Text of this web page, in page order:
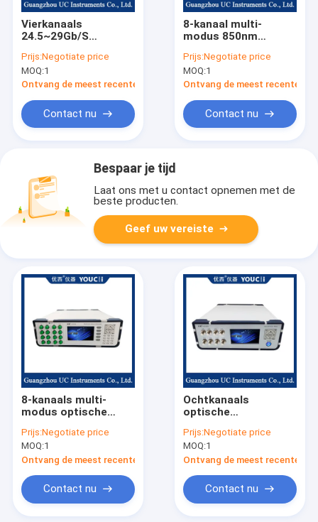
Vierkanaals
24.5~29Gb/S
foutmeter
Prijs:Negotiate price
MOQ:1
Ontvang de meest recente Prijs
Contact nu
8-kanaal multi-
modus 850nm
kanaal stabiele
lichtbron
Prijs:Negotiate price
MOQ:1
Ontvang de meest recente
Contact nu
Bespaar je tijd
Laat ons met u contact opnemen met de
beste producten.
Geef uw vereiste
8-kanaals multi-
modus optische
display voor
nauwkeurige
attenuatie
Prijs:Negotiate price
MOQ:1
Ontvang de meest recente Prijs
Contact nu
Ochtkanaals
optische
displayoptisch
Prijs:Negotiate price
MOQ:1
Ontvang de meest recente
Contact nu